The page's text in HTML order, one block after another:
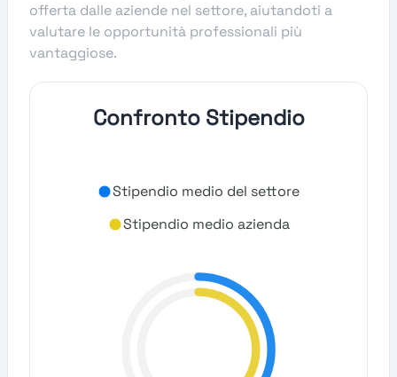
offerta dalle aziende nel settore, aiutandoti a
valutare le opportunità professionali più
vantaggiose.
Confronto Stipendio
Stipendio medio del settore
Stipendio medio azienda